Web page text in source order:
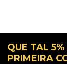
QUE TAL
PRIMEIRA